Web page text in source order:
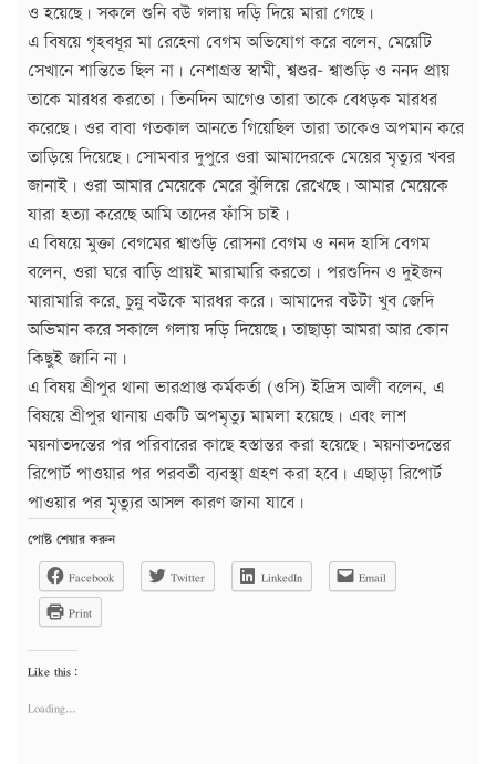
ও হয়েছে। সকলে শুনি বউ গলায় দড়ি দিয়ে মারা গেছে।
এ বিষয়ে গৃহবধূর মা রেহেনা বেগম অভিযোগ করে বলেন, মেয়েটি
সেখানে শান্তিতে ছিল না। নেশাগ্রস্ত স্বামী, শ্বশুর- শ্বাশুড়ি ও ননদ প্রায়
তাকে মারধর করতো। তিনদিন আগেও তারা তাকে বেধড়ক মারধর
করেছে। ওর বাবা গতকাল আনতে গিয়েছিল তারা তাকেও অপমান করে
তাড়িয়ে দিয়েছে। সোমবার দুপুরে ওরা আমাদেরকে মেয়ের মৃত্যুর খবর
জানাই। ওরা আমার মেয়েকে মেরে ঝুঁলিয়ে রেখেছে। আমার মেয়েকে
যারা হত্যা করেছে আমি তাদের ফাঁসি চাই।
এ বিষয়ে মুক্তা বেগমের শ্বাশুড়ি রোসনা বেগম ও ননদ হাসি বেগম
বলেন, ওরা ঘরে বাড়ি প্রায়ই মারামারি করতো। পরশুদিন ও দুইজন
মারামারি করে, চুন্নু বউকে মারধর করে। আমাদের বউটা খুব জেদি
অভিমান করে সকালে গলায় দড়ি দিয়েছে। তাছাড়া আমরা আর কোন
কিছুই জানি না।
এ বিষয় শ্রীপুর থানা ভারপ্রাপ্ত কর্মকর্তা (ওসি) ইদ্রিস আলী বলেন, এ
বিষয়ে শ্রীপুর থানায় একটি অপমৃত্যু মামলা হয়েছে। এবং লাশ
ময়নাতদন্তের পর পরিবারের কাছে হস্তান্তর করা হয়েছে। ময়নাতদন্তের
রিপোর্ট পাওয়ার পর পরবর্তী ব্যবস্থা গ্রহণ করা হবে। এছাড়া রিপোর্ট
পাওয়ার পর মৃত্যুর আসল কারণ জানা যাবে।
পোষ্ট শেয়ার করুন
Facebook
Twitter LinkedIn
Email
Print
Like this:
Loading...